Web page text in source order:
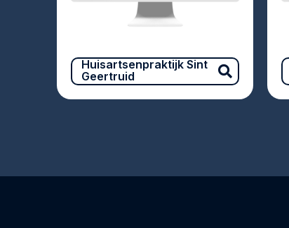
Huisartsenpraktijk Sint
Geertruid